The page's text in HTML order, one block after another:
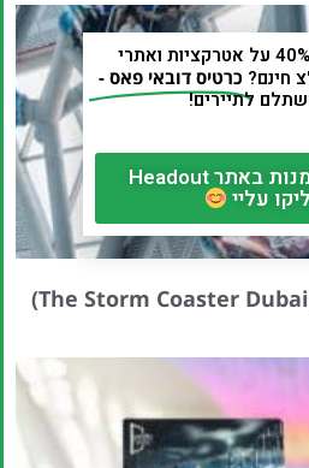
רוצה לחסוך כ-40% על אטרקציות ואתרי
חינם? כרטיס דובאי פאס -
לתיירים!
לפרטים והזמנות באתר Headout
עליי